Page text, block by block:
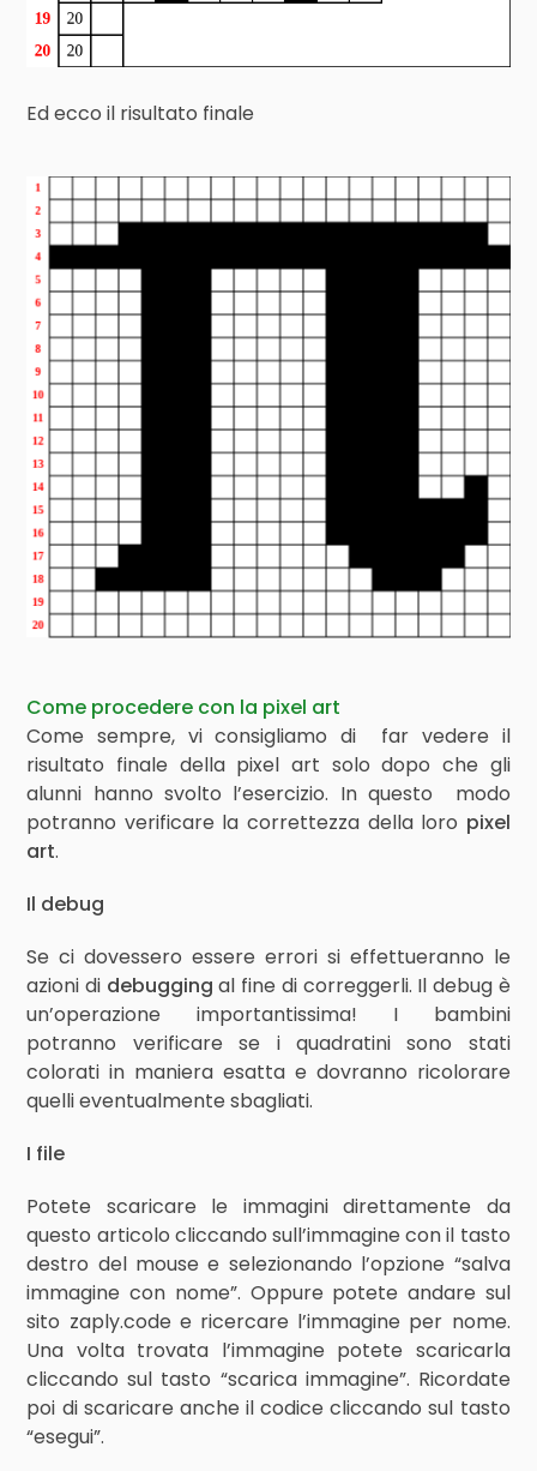
Ed ecco il risultato finale
Come procedere con la pixel art
Come sempre, vi consigliamo di far vedere il
risultato finale della pixel art solo dopo che gli
alunni hanno svolto l’esercizio. In questo modo
potranno verificare la correttezza della loro pixel
art.
Il debug
Se ci dovessero essere errori si effettueranno le
azioni di debugging al fine di correggerli. Il debug è
un’operazione importantissima! I bambini
potranno verificare se i quadratini sono stati
colorati in maniera esatta e dovranno ricolorare
quelli eventualmente sbagliati.
I file
Potete scaricare le immagini direttamente da
questo articolo cliccando sull’immagine con il tasto
destro del mouse e selezionando l’opzione “salva
immagine con nome”. Oppure potete andare sul
sito zaply.code e ricercare l’immagine per nome.
Una volta trovata l’immagine potete scaricarla
cliccando sul tasto “scarica immagine”. Ricordate
poi di scaricare anche il codice cliccando sul tasto
“esegui”.